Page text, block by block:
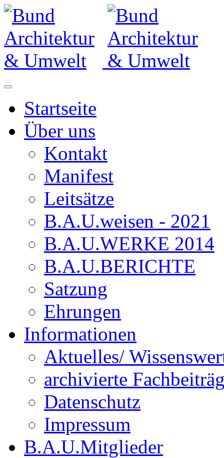
Startseite
Über uns
Kontakt
Manifest
Leitsätze
B.A.U.weisen - 2021
B.A.U.WERKE 2014
B.A.U.BERICHTE
Satzung
Ehrungen
Informationen
Aktuelles/
archivierte
Datenschutz
Impressum
B.A.U.Mitglieder